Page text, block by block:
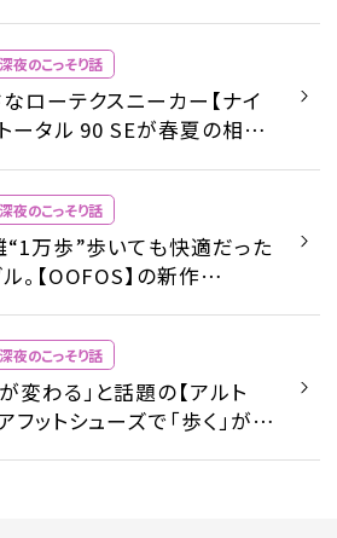
深夜のこっそり話
ローテクスニーカー【ナイ
ータル 90 SEが春夏の相棒
深夜のこっそり話
万歩”歩いても快適だった
。【OOFOS】の新作
深夜のこっそり話
変わる」と話題の【アルト
フットシューズで「歩く」が最